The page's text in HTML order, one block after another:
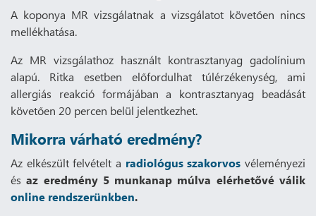
A koponya MR vizsgálatnak a vizsgálatot követően nincs
mellékhatása.
Az MR vizsgálathoz használt kontrasztanyag gadolínium
alapú. Ritka esetben előfordulhat túlérzékenység, ami
allergiás reakció formájában a kontrasztanyag beadását
követően 20 percen belül jelentkezhet.
Mikorra várható eredmény?
Az elkészült felvételt a radiológus szakorvos véleményezi
ésaz eredmény 5 munkanap múlva elérhetővé válik
online rendszerünkben.